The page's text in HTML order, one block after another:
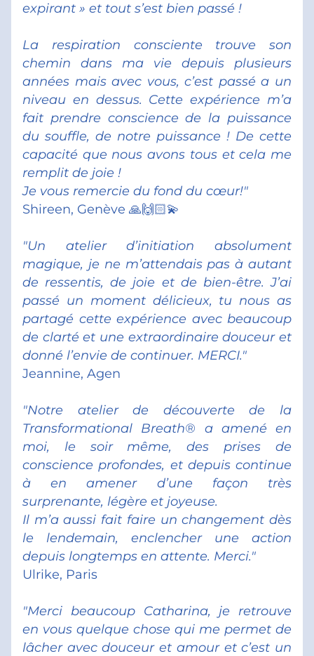
expirant » et tout s’est bien passé !
La respiration consciente trouve son
chemin dans ma vie depuis plusieurs
années mais avec vous, c’est passé a un
niveau en dessus. Cette expérience m’a
fait prendre conscience de la puissance
du souffle, de notre puissance ! De cette
capacité que nous avons tous et cela me
remplit de joie !
Je vous remercie du fond du cœur!"
Shireen, Genève 🙏🙌🏻💫
"Un atelier d’initiation absolument
magique, je ne m’attendais pas à autant
de ressentis, de joie et de bien-être. J’ai
passé un moment délicieux, tu nous as
partagé cette expérience avec beaucoup
de clarté et une extraordinaire douceur et
donné l’envie de continuer. MERCI."
Jeannine, Agen
"Notre atelier de découverte de la
Transformational Breath® a amené en
moi, le soir même, des prises de
conscience profondes, et depuis continue
à en amener d’une façon très
surprenante, légère et joyeuse.
Il m’a aussi fait faire un changement dès
le lendemain, enclencher une action
depuis longtemps en attente. Merci."
Ulrike, Paris
"Merci beaucoup Catharina, je retrouve
en vous quelque chose qui me permet de
lâcher avec douceur et amour et c’est un